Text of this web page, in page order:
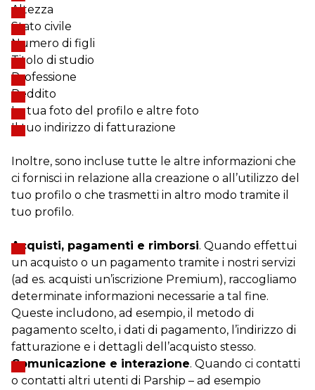
Altezza
Stato civile
Numero di figli
Titolo di studio
Professione
Reddito
La tua foto del profilo e altre foto
Il tuo indirizzo di fatturazione
Inoltre, sono incluse tutte le altre informazioni che
ci fornisci in relazione alla creazione o all’utilizzo del
tuo profilo o che trasmetti in altro modo tramite il
tuo profilo.
Acquisti, pagamenti e rimborsi. Quando effettui
un acquisto o un pagamento tramite i nostri servizi
(ad es. acquisti un’iscrizione Premium), raccogliamo
determinate informazioni necessarie a tal fine.
Queste includono, ad esempio, il metodo di
pagamento scelto, i dati di pagamento, l’indirizzo di
fatturazione e i dettagli dell’acquisto stesso.
Comunicazione e interazione. Quando ci contatti
o contatti altri utenti di Parship – ad esempio